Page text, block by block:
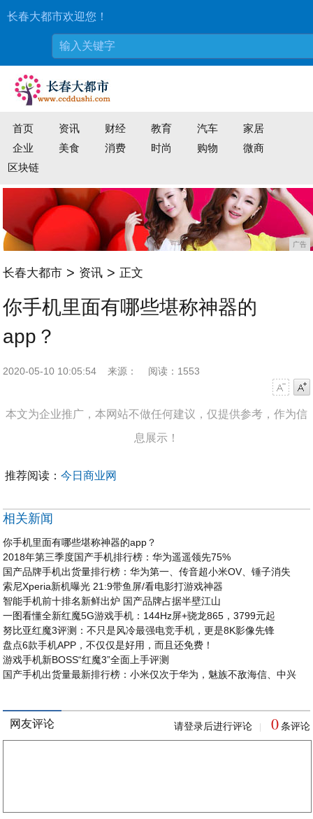
长春大都市欢迎您！
首页 资讯 财经 教育 汽车
家居
企业
美食 消费 时尚 购物
微商
区块链
广告
长春大都市 > 资讯 > 正文
你手机里面有哪些堪称神器的
app？
2020-05-10 10:05:54 来源：
阅读：1553
本文为企业推广，本网站不做任何建议，仅提供参考，作为信
息展示！
推荐阅读：今日商业网
相关新闻
你手机里面有哪些堪称神器的app？
2018年第三季度国产手机排行榜：华为遥遥领先75%
国产品牌手机出货量排行榜：华为第一、传音超小米OV、锤子消失
索尼Xperia新机曝光 21:9带鱼屏/看电影打游戏神器
智能手机前十排名新鲜出炉 国产品牌占据半壁江山
一图看懂全新红魔5G游戏手机：144Hz屏+骁龙865，3799元起
努比亚红魔3评测：不只是风冷最强电竞手机，更是8K影像先锋
盘点6款手机APP，不仅仅是好用，而且还免费！
游戏手机新BOSS“红魔3”全面上手评测
国产手机出货量最新排行榜：小米仅次于华为，魅族不敌海信、中兴
网友评论 请登录后进行评论 0 条评论